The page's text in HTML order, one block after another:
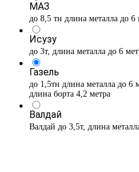
МАЗ
до 8,5 тн длина металла до 6
Исузу
до 3т, длина металла до 6
Газель
до 1,5тн длина металла до 6
длина борта 4,2 метра
Валдай
Валдай до 3,5т, длина